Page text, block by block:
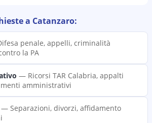
a Catanzaro:
penale, appelli, criminalità
la PA
— Ricorsi TAR Calabria, appalti
amministrativi
— Separazioni, divorzi, affidamento